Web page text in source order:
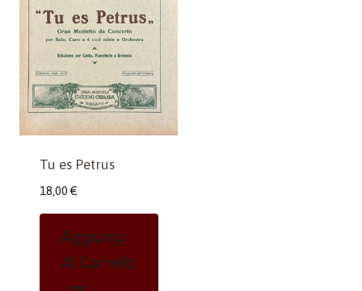
Tu es Petrus
18,00 €
Aggiungi
Al Carrello